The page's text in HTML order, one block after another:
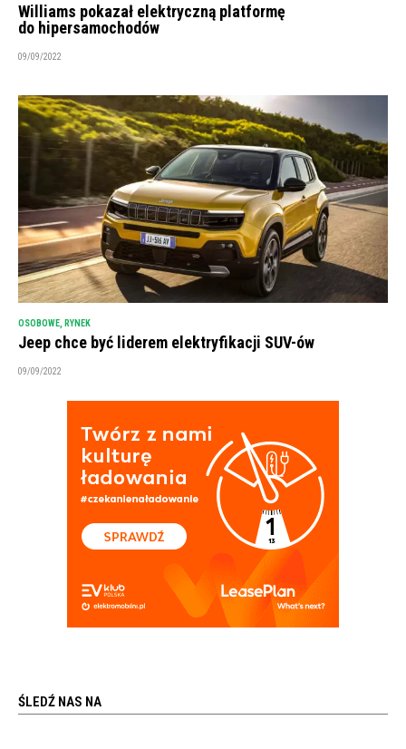
Williams pokazał elektryczną platformę
do hipersamochodów
09/09/2022
OSOBOWE RYNEK
Jeep chce być liderem elektryfikacji SUV-ów
09/09/2022
ŚLEDŹ NAS NA